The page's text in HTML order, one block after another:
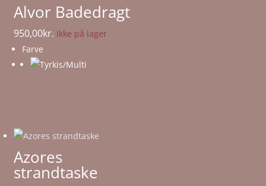
Alvor Badedragt
950,00kr. Ikke på lager
Farve
Azores
strandtaske